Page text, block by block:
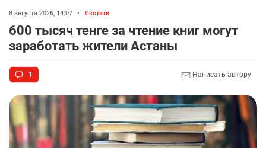
8 августа 2026, 14:07 • кстати
600 тысяч тенге за чтение книг могут
заработать жители Астаны
1 Написать автору